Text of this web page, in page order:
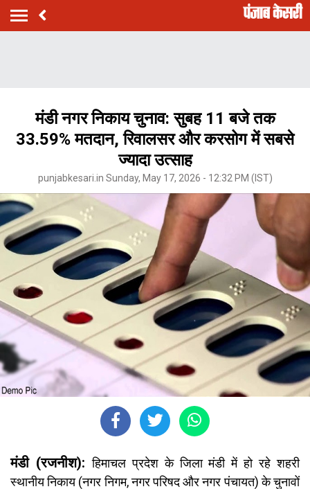
मंडी नगर निकाय चुनाव: सुबह 11 बजे तक
33.59% मतदान, रिवालसर और करसोग में सबसे
ज्यादा उत्साह
punjabkesari.in Sunday, May 17, 2026 - 12:32 PM (IST)
मंडी (रजनीश):हिमाचल प्रदेश के जिला मंडी में हो रहे शहरी
स्थानीय निकाय (नगर निगम, नगर परिषद और नगर पंचायत) के चुनावों